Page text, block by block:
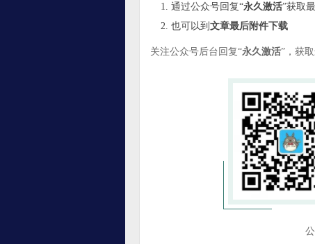
通过公众号回复“永久激活”获取
也可以到 文章最后附件下载
关注公众号后台回复“永久激活”，获